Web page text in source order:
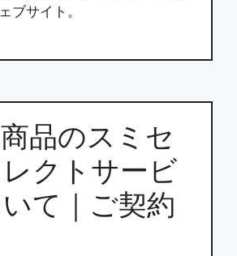
ブサイト。
品のスミセ
クトサービ
て｜ご契約